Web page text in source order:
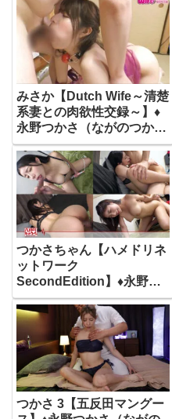
みさか【Dutch Wife～清楚
系妻との肉欲性交録～】♦
永野つかさ（ながのつか
さ）dw224
つかさちゃん【ハメドリネ
ットワーク
SecondEdition】♦永野つ
かさ（ながのつかさ）
uinac011
つかさ 3【五反田マングー